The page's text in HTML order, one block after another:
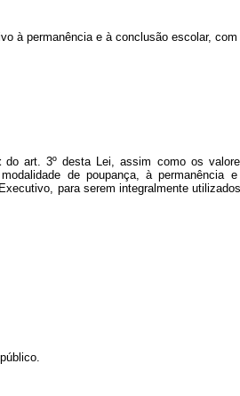
à permanência e à conclusão escolar,
do art. 3º desta Lei, assim como os
de poupança, à permanência
para serem integralmente